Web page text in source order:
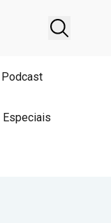
Podcast
Especiais